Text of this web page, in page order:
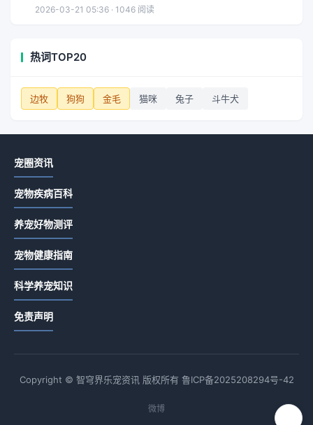
2026-03-21 05:36 · 1046 阅读
热词TOP20
边牧 狗狗 金毛 猫咪 兔子 斗牛犬
宠圈资讯
宠物疾病百科
养宠好物测评
宠物健康指南
科学养宠知识
免责声明
Copyright © 智穹界乐宠资讯 版权所有 鲁ICP备2025208294号-42
微博